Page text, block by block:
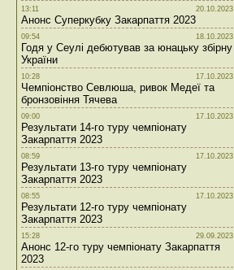
13:11 20.10.2023
Анонс Суперкубку Закарпаття 2023
09:54 18.10.2023
Годя у Сеулі дебютував за юнацьку збірну
України
10:28 17.10.2023
Чемпіонство Севлюша, ривок Медеї та
бронзовіння Тячева
09:00 17.10.2023
Результати 14-го туру чемпіонату
Закарпаття 2023
08:59 17.10.2023
Результати 13-го туру чемпіонату
Закарпаття 2023
08:55 17.10.2023
Результати 12-го туру чемпіонату
Закарпаття 2023
15:28 29.09.2023
Анонс 12-го туру чемпіонату Закарпаття
2023